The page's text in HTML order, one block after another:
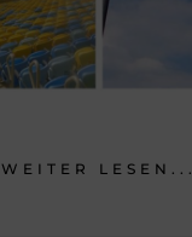
WEITER LESEN...